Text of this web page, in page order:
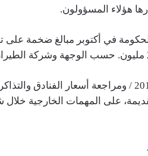
هؤلاء المسؤولون.
في أكتوبر مبالغ ضخمة على
وانطلاقا من العلاوات المحددة في المرسوم 24\2017 / ومراجعة أسعار
على المهمات الخارجية